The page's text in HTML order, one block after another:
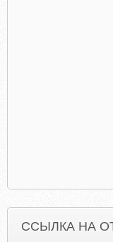
ССЫЛКА НА